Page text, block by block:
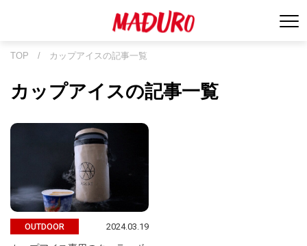
TOP / カップアイスの記事一覧
カップアイスの記事一覧
OUTDOOR 2024.03.19